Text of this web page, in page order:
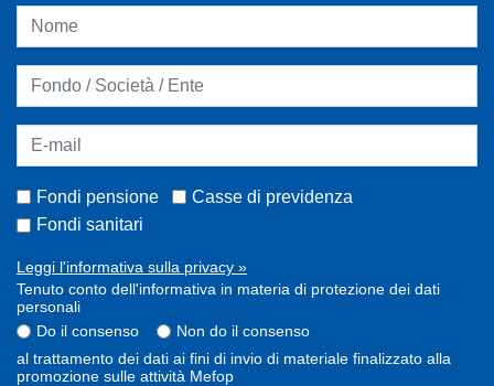
Fondi pensione
Casse di previdenza
Fondi sanitari
Leggi l'informativa sulla privacy »
Tenuto conto dell'informativa in materia di protezione dei dati
personali
Do il consenso
Non do il consenso
al trattamento dei dati ai fini di invio di materiale finalizzato alla
promozione sulle attività Mefop